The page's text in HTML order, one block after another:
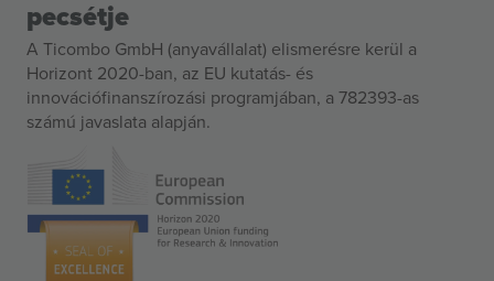
pecsétje
A Ticombo GmbH (anyavállalat) elismerésre kerül a
Horizont 2020-ban, az EU kutatás- és
innovációfinanszírozási programjában, a 782393-as
számú javaslata alapján.